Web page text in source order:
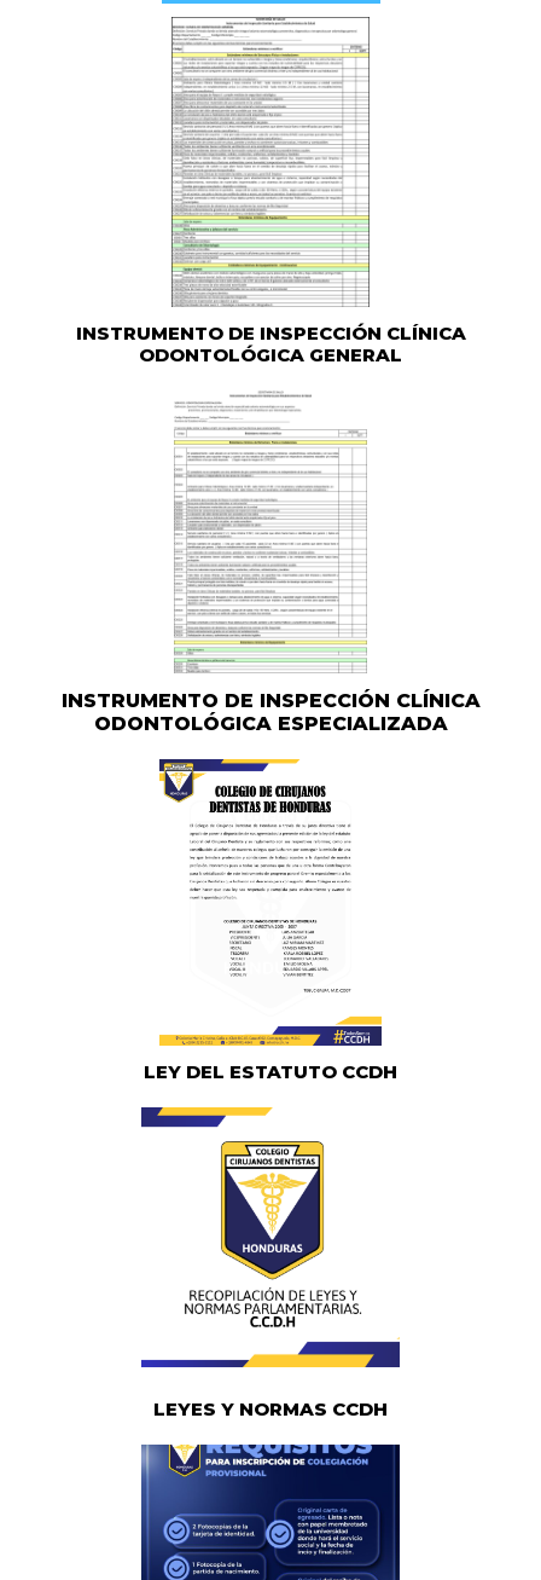
INSTRUMENTO DE INSPECCIÓN CLÍNICA
ODONTOLÓGICA GENERAL
INSTRUMENTO DE INSPECCIÓN CLÍNICA
ODONTOLÓGICA ESPECIALIZADA
LEY DEL ESTATUTO CCDH
LEYES Y NORMAS CCDH